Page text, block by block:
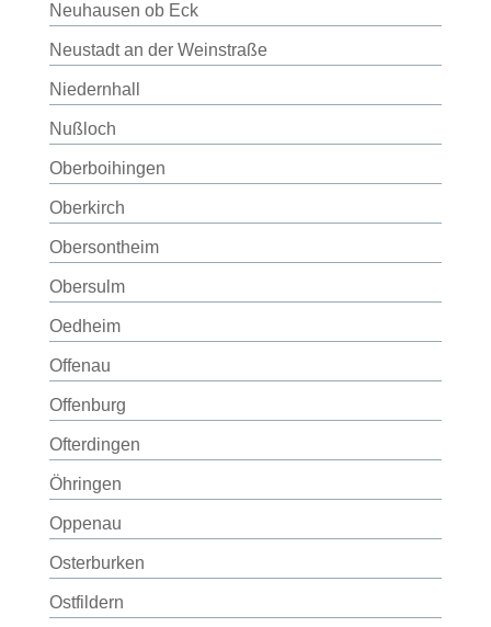
Neuhausen ob Eck
Neustadt an der Weinstraße
Niedernhall
Nußloch
Oberboihingen
Oberkirch
Obersontheim
Obersulm
Oedheim
Offenau
Offenburg
Ofterdingen
Öhringen
Oppenau
Osterburken
Ostfildern